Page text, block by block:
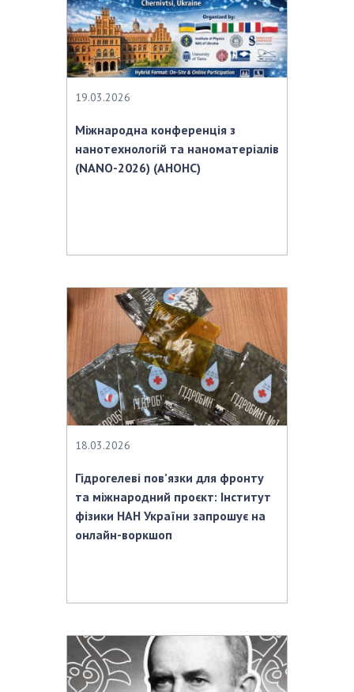
19.03.2026
Міжнародна конференція з
нанотехнологій та наноматеріалів
(NANO-2026) (АНОНС)
18.03.2026
Гідрогелеві пов’язки для фронту
та міжнародний проєкт: Інститут
фізики НАН України запрошує на
онлайн-воркшоп